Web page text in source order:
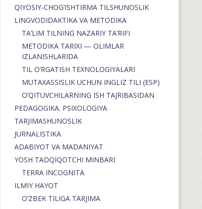
QIYOSIY-CHOG‘ISHTIRMA TILSHUNOSLIK
LINGVODIDAKTIKA VA METODIKA
TA’LIM TILNING NAZARIY TA’RIFI
METODIKA TARIXI — OLIMLAR
IZLANISHLARIDA
TIL O’RGATISH TEXNOLOGIYALARI
MUTAXASSISLIK UCHUN INGLIZ TILI (ESP)
O’QITUVCHILARNING ISH TAJRIBASIDAN
PEDAGOGIKA. PSIXOLOGIYA
TARJIMASHUNOSLIK
JURNALISTIKA
ADABIYOT VA MADANIYAT
YOSH TADQIQOTCHI MINBARI
TERRA INCOGNITA
ILMIY HAYOT
O’ZBEK TILIGA TARJIMA